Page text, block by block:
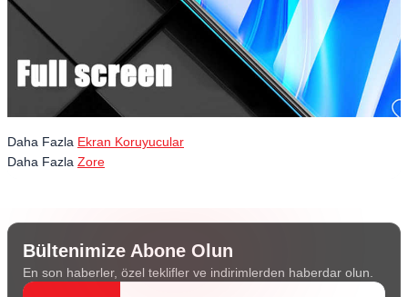
Daha Fazla Ekran Koruyucular
Daha Fazla Zore
Bültenimize Abone Olun
En son haberler, özel teklifler ve indirimlerden haberdar olun.